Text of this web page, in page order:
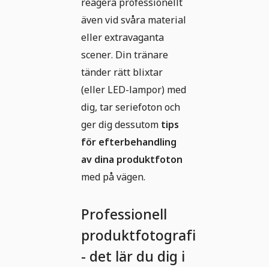
även vid svåra material
eller extravaganta
scener. Din tränare
tänder rätt blixtar
(eller LED-lampor) med
dig, tar seriefoton och
ger dig dessutom tips
för efterbehandling
av dina produktfoton
med på vägen.
Professionell
produktfotografi
- det lär du dig i